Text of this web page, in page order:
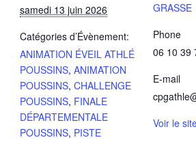
samedi 13 juin 2026
Catégories d’Évènement:
ANIMATION ÉVEIL ATHLÉ
POUSSINS, ANIMATION
POUSSINS, CHALLENGE
POUSSINS, FINALE
DÉPARTEMENTALE
POUSSINS, PISTE
GRASSE
Phone
06 10 39
E-mail
Voir le